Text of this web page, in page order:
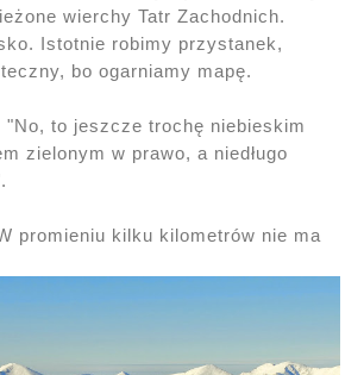
wierchy Tatr Zachodnich.
Istotnie robimy przystanek,
bo ogarniamy mapę.
"No, to jeszcze trochę niebieskim
zielonym w prawo, a niedługo
promieniu kilku kilometrów nie ma